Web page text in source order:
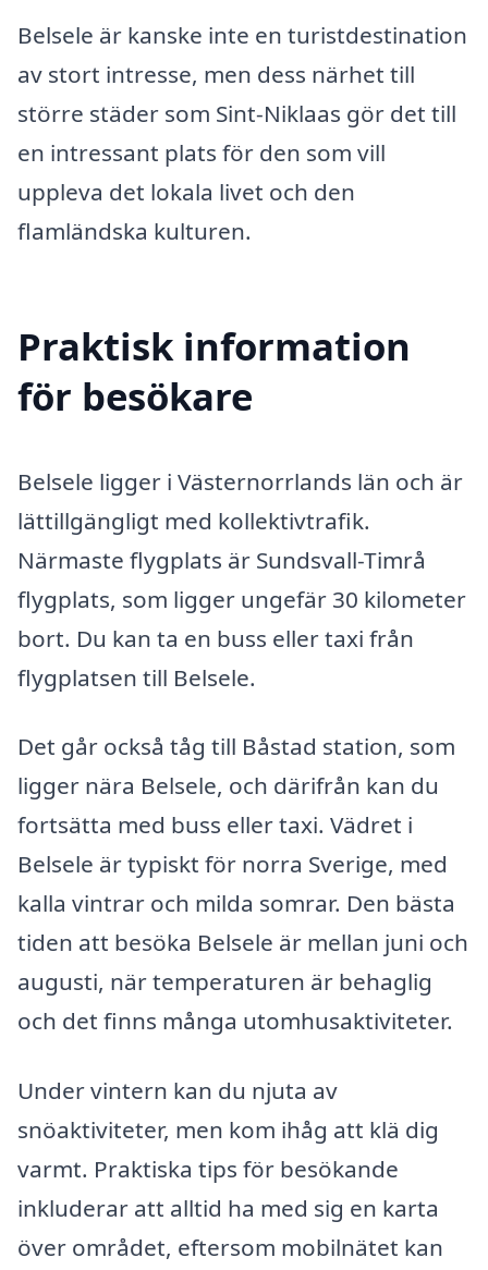
Belsele är kanske inte en turistdestination
av stort intresse, men dess närhet till
större städer som Sint-Niklaas gör det till
en intressant plats för den som vill
uppleva det lokala livet och den
flamländska kulturen.
Praktisk information
för besökare
Belsele ligger i Västernorrlands län och är
lättillgängligt med kollektivtrafik.
Närmaste flygplats är Sundsvall-Timrå
flygplats, som ligger ungefär 30 kilometer
bort. Du kan ta en buss eller taxi från
flygplatsen till Belsele.
Det går också tåg till Båstad station, som
ligger nära Belsele, och därifrån kan du
fortsätta med buss eller taxi. Vädret i
Belsele är typiskt för norra Sverige, med
kalla vintrar och milda somrar. Den bästa
tiden att besöka Belsele är mellan juni och
augusti, när temperaturen är behaglig
och det finns många utomhusaktiviteter.
Under vintern kan du njuta av
snöaktiviteter, men kom ihåg att klä dig
varmt. Praktiska tips för besökande
inkluderar att alltid ha med sig en karta
över området, eftersom mobilnätet kan